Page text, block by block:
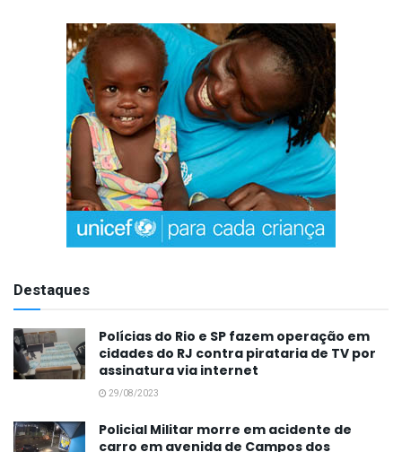
Destaques
Polícias do Rio e SP fazem operação em
cidades do RJ contra pirataria de TV por
assinatura via internet
29/08/2023
Policial Militar morre em acidente de
carro em avenida de Campos dos